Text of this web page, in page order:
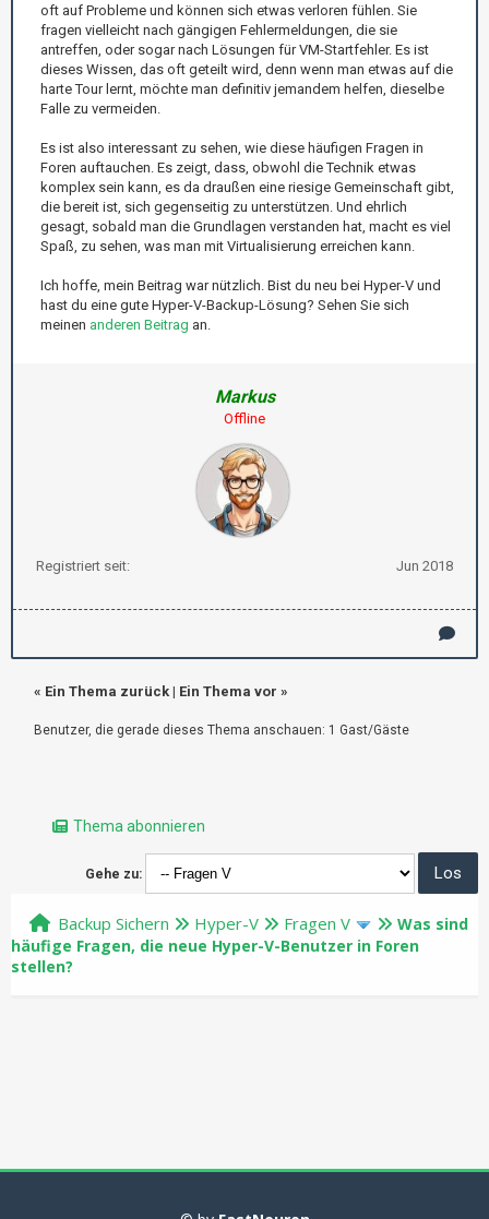
oft auf Probleme und können sich etwas verloren fühlen. Sie
fragen vielleicht nach gängigen Fehlermeldungen, die sie
antreffen, oder sogar nach Lösungen für VM-Startfehler. Es ist
dieses Wissen, das oft geteilt wird, denn wenn man etwas auf die
harte Tour lernt, möchte man definitiv jemandem helfen, dieselbe
Falle zu vermeiden.
Es ist also interessant zu sehen, wie diese häufigen Fragen in
Foren auftauchen. Es zeigt, dass, obwohl die Technik etwas
komplex sein kann, es da draußen eine riesige Gemeinschaft gibt,
die bereit ist, sich gegenseitig zu unterstützen. Und ehrlich
gesagt, sobald man die Grundlagen verstanden hat, macht es viel
Spaß, zu sehen, was man mit Virtualisierung erreichen kann.
Ich hoffe, mein Beitrag war nützlich. Bist du neu bei Hyper-V und
hast du eine gute Hyper-V-Backup-Lösung? Sehen Sie sich
meinen anderen Beitrag an.
Markus
Offline
Registriert seit: Jun 2018
« Ein Thema zurück | Ein Thema vor »
Benutzer, die gerade dieses Thema anschauen: 1 Gast/Gäste
Thema abonnieren
Gehe zu:
Backup Sichern Hyper-V Fragen V
Was sind
häufige Fragen, die neue Hyper-V-Benutzer in Foren
stellen?